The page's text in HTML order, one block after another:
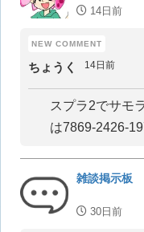
14日前
ちょうく 14日前
スプラ2でサモ
は7869-2426-
雑談掲示板
30日前